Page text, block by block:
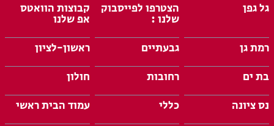
גל גפן הצטרפו לפייסבוק
שלנו :
קבוצות הוואטס
אפ שלנו
רמת גן
גבעתיים
ראשון-לציון
בת ים
רחובות
חולון
נס ציונה
כללי
עמוד הבית ראשי